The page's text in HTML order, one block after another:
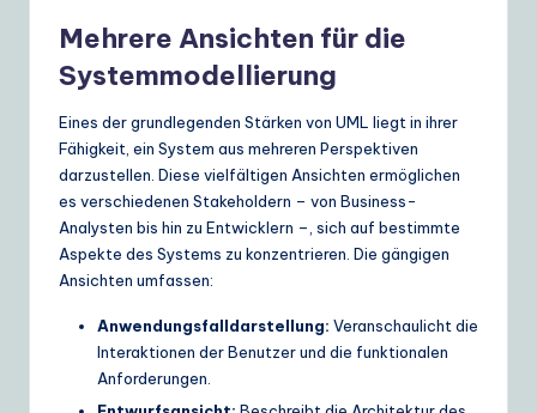
A
&
S
o
ft
Mehrere Ansichten für die
Systemmodellierung
Eines der grundlegenden Stärken von UML liegt in ihrer
Fähigkeit, ein System aus mehreren Perspektiven
darzustellen. Diese vielfältigen Ansichten ermöglichen
es verschiedenen Stakeholdern – von Business-
Analysten bis hin zu Entwicklern –, sich auf bestimmte
Aspekte des Systems zu konzentrieren. Die gängigen
Ansichten umfassen:
Anwendungsfalldarstellung: Veranschaulicht die
Interaktionen der Benutzer und die funktionalen
Anforderungen.